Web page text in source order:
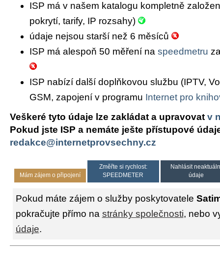
ISP má v našem katalogu kompletně
pokrytí, tarify, IP rozsahy)
údaje nejsou starší než 6 měsíců
ISP má alespoň 50 měření na speedmetru
ISP nabízí další doplňkovou službu (IPTV,
GSM, zapojení v programu Internet pro
Veškeré tyto údaje lze zakládat a upravovat v
Pokud jste ISP a nemáte ješte přístupové
redakce@internetprovsechny.cz
Mám zájem o připojení
Změřte si rychlost:
SPEEDMETER
Nahlásit
údaje
Pokud máte zájem o služby poskytovatele
pokračujte přímo na stránky společnosti, nebo
údaje.